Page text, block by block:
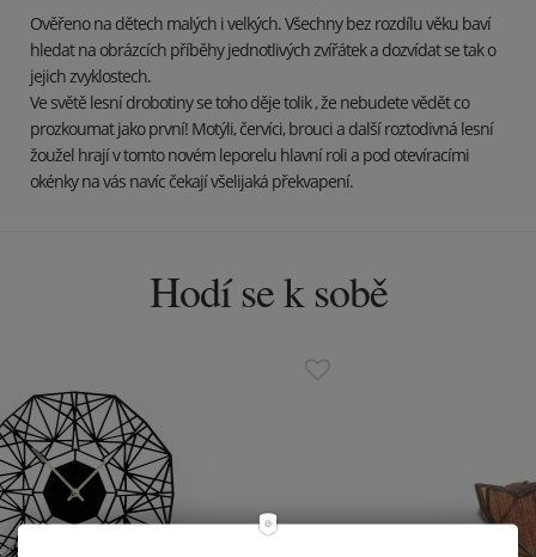
Ověřeno na dětech malých i velkých. Všechny bez rozdílu věku baví
hledat na obrázcích příběhy jednotlivých zvířátek a dozvídat se tak o
jejich zvyklostech.
Ve světě lesní drobotiny se toho děje tolik , že nebudete vědět co
prozkoumat jako první! Motýli, červíci, brouci a další roztodivná lesní
žoužel hrají v tomto novém leporelu hlavní roli a pod otevíracími
okénky na vás navíc čekají všelijaká překvapení.
Hodí se k sobě